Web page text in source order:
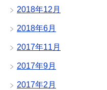
2018年12月
2018年6月
2017年11月
2017年9月
2017年2月